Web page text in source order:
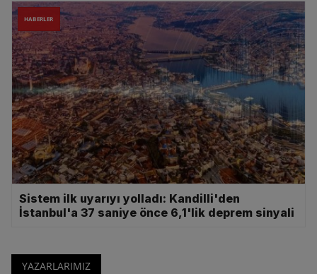
HABERLER
Sistem ilk uyarıyı yolladı: Kandilli'den
İstanbul'a 37 saniye önce 6,1'lik deprem sinyali
YAZARLARIMIZ